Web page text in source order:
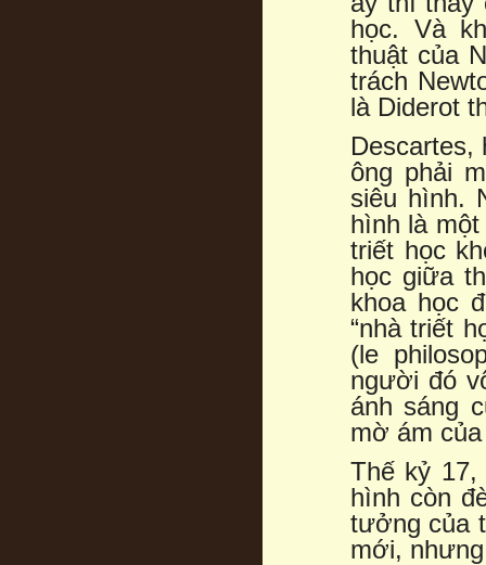
học. Và
thuật của
trách
là Diderot
ông phải
siêu hình.
hình là
triết học
học giữa
khoa học
“nhà triết
(le
người đó
ánh sáng
mờ ám
Thế kỷ 17,
hình còn
tưởng của
mới,